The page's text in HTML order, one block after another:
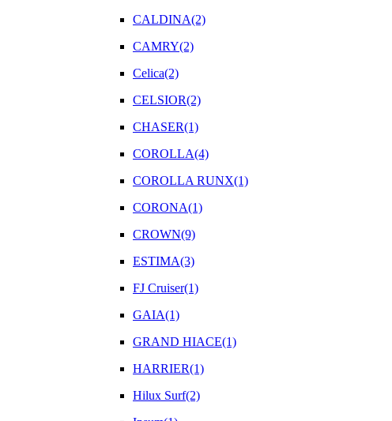
CALDINA(2)
CAMRY(2)
Celica(2)
CELSIOR(2)
CHASER(1)
COROLLA(4)
COROLLA RUNX(1)
CORONA(1)
CROWN(9)
ESTIMA(3)
FJ Cruiser(1)
GAIA(1)
GRAND HIACE(1)
HARRIER(1)
Hilux Surf(2)